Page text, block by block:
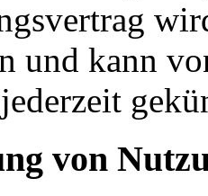
und kann
von